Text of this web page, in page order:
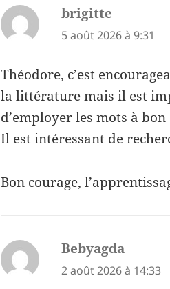
brigitte
5 août 2026 à 9:31
Théodore, c’est
la littérature mais il est
d’employer les mots à
Il est intéressant de
Bon courage,
Bebyagda
2 août 2026 à 14:33